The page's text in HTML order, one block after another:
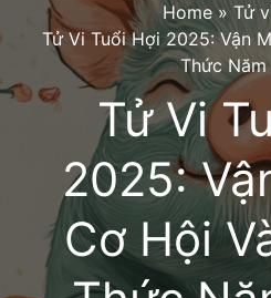
Home »Tử
Tử Vi Tuổi Hợi 2025: Vận
Thức Năm
Tử Vi
2025:
Cơ Hội